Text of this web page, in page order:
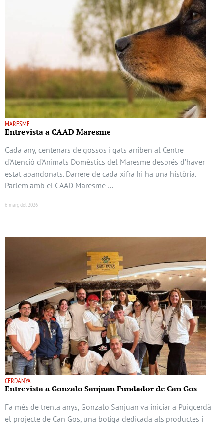
MARESME
Entrevista a CAAD Maresme
Cada any, centenars de gossos i gats arriben al Centre
d’Atenció d’Animals Domèstics del Maresme després d’haver
estat abandonats. Darrere de cada xifra hi ha una història.
Parlem amb el CAAD Maresme …
6 març del 2026
CERDANYA
Entrevista a Gonzalo Sanjuan Fundador de Can Gos
Fa més de trenta anys, Gonzalo Sanjuan va iniciar a Puigcerdà
el projecte de Can Gos, una botiga dedicada als productes i